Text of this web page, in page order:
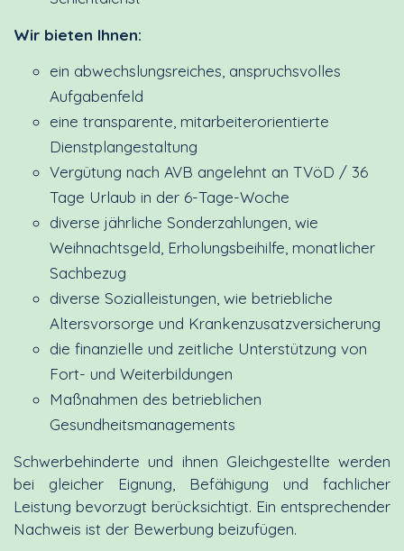
Wir bieten Ihnen:
ein abwechslungsreiches, anspruchsvolles
Aufgabenfeld
eine transparente, mitarbeiterorientierte
Dienstplangestaltung
Vergütung nach AVB angelehnt an TVöD / 36
Tage Urlaub in der 6-Tage-Woche
diverse jährliche Sonderzahlungen, wie
Weihnachtsgeld, Erholungsbeihilfe, monatlicher
Sachbezug
diverse Sozialleistungen, wie betriebliche
Altersvorsorge und Krankenzusatzversicherung
die finanzielle und zeitliche Unterstützung von
Fort- und Weiterbildungen
Maßnahmen des betrieblichen
Gesundheitsmanagements
Schwerbehinderte und ihnen Gleichgestellte werden
bei gleicher Eignung, Befähigung und fachlicher
Leistung bevorzugt berücksichtigt. Ein entsprechender
Nachweis ist der Bewerbung beizufügen.